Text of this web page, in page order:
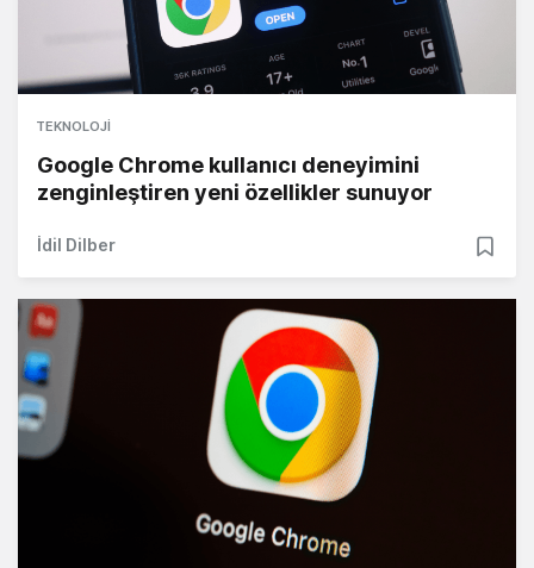
TEKNOLOJI
Google Chrome kullanıcı deneyimini
zenginleştiren yeni özellikler sunuyor
İdil Dilber